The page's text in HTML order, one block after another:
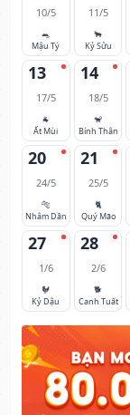
10/5
🐀
Mậu Tý
11/5
🐂
Kỷ Sửu
13
17/5
🐐
Ất Mùi
14
18/5
🐒
Bính Thân
20
24/5
🐅
Nhâm Dần
21
25/5
🐈
Quý Mão
27
1/6
🐓
Kỷ Dậu
28
2/6
🐕
Canh Tuất